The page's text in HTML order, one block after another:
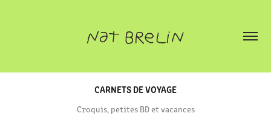
CARNETS DE VOYAGE
Croquis, petites BD et vacances